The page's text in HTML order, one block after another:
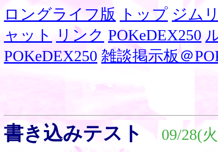
ロングライフ版 トップ ジム
ャット
リンク POKeDEX250
POKeDEX250 雑談掲示板＠
書き込みテスト 09/28(